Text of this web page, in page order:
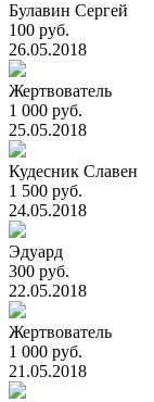
Булавин Сергей
100 руб.
26.05.2018
Жертвователь
1 000 руб.
25.05.2018
Кудесник Славен
1 500 руб.
24.05.2018
Эдуард
300 руб.
22.05.2018
Жертвователь
1 000 руб.
21.05.2018